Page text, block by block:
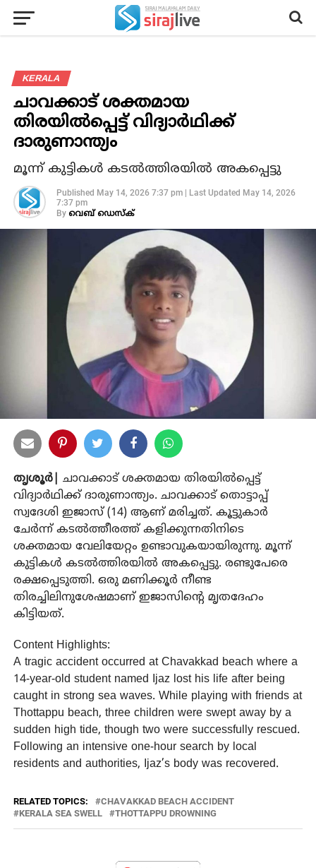
KERALA
ചാവക്കാട് ശക്തമായ
തിരയില്‍പ്പെട്ട് വിദ്യാര്‍ഥിക്ക്
ദാരുണാന്ത്യം
മൂന്ന് കുട്ടികള്‍ കടല്‍ത്തിരയില്‍ അകപ്പെട്ടു
Published May 14, 2026 7:37 pm| Last Updated May 14, 2026
7:37 pm
By വെബ് ഡെസ്‌ക്
തൃശൂര്‍|
ചാവക്കാട് ശക്തമായ തിരയില്‍പ്പെട്ട്
വിദ്യാര്‍ഥിക്ക് ദാരുണാന്ത്യം. ചാവക്കാട് തൊട്ടാപ്പ്
സ്വദേശി ഇജാസ് (14) ആണ് മരിച്ചത്. കൂട്ടുകാര്‍
ചേര്‍ന്ന് കടല്‍ത്തീരത്ത് കളിക്കുന്നതിനിടെ
ശക്തമായ വേലിയേറ്റം ഉണ്ടാവുകയായിരുന്നു. മൂന്ന്
കുട്ടികള്‍ കടല്‍ത്തിരയില്‍ അകപ്പെട്ടു. രണ്ടുപേരെ
രക്ഷപ്പെടുത്തി. ഒരു മണിക്കൂര്‍ നീണ്ട
തിരച്ചിലിനുശേഷമാണ് ഇജാസിന്റെ മൃതദേഹം
കിട്ടിയത്.
Content Highlights:
A tragic accident occurred at Chavakkad beach where a
14-year-old student named Ijaz lost his life after being
caught in strong sea waves. While playing with friends at
Thottappu beach, three children were swept away by a
sudden high tide, though two were successfully rescued.
Following an intensive one-hour search by local
residents and authorities, Ijaz’s body was recovered.
RELATED TOPICS:
CHAVAKKAD BEACH ACCIDENT
KERALA SEA SWELL
THOTTAPPU DROWNING